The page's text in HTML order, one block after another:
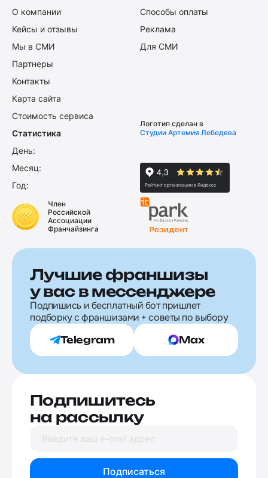
О компании
Кейсы и отзывы
Мы в СМИ
Партнеры
Контакты
Карта сайта
Стоимость сервиса
Способы оплаты
Реклама
Для СМИ
Статистика
День:
Месяц:
Год:
Логотип сделан в
Студии Артемия Лебедева
Член
Российской
Ассоциации
Франчайзинга
Лучшие франшизы
у вас в мессенджере
Подпишись и бесплатный бот пришлет
подборку с франшизами + советы по выбору
Telegram Max
Подпишитесь
на рассылку
Подписаться